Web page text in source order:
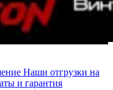
Наши отгрузки на
и гарантия